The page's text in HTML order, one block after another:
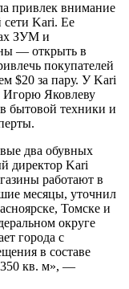
привлек внимание
сети Kari. Ее
ЗУМ и
— открыть в
покупателей
$20 за пару. У Kari
Игорю Яковлеву
бытовой техники и
два обувных
директор Kari
работают в
месяцы, уточнил
Томске и
округе
города с
в составе
350 кв. м», —